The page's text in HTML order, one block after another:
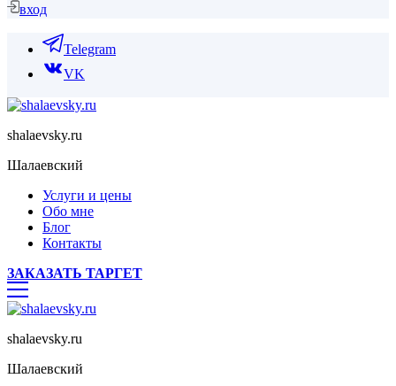
вход
Telegram
VK
shalaevsky.ru
Шалаевский
Услуги и цены
Обо мне
Блог
Контакты
ЗАКАЗАТЬ ТАРГЕТ
shalaevsky.ru
Шалаевский